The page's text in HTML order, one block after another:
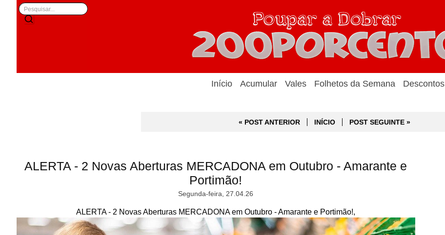
Início Acumular Vales Folhetos da Semana Descontos
« POST ANTERIOR INÍCIO POST SEGUINTE »
ALERTA - 2 Novas Aberturas MERCADONA em Outubro - Amarante e
Portimão!
Segunda-feira, 27.04.26
ALERTA - 2 Novas Aberturas MERCADONA em Outubro - Amarante e Portimão!,